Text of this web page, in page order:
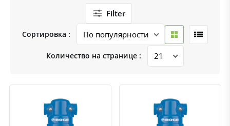
Filter
Сортировка :
Количество на странице :